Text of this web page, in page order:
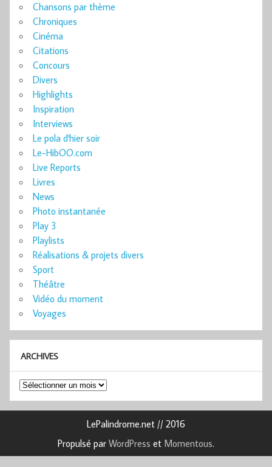
Chansons par thème
Chroniques
Cinéma
Citations
Concours
Divers
Highlights
Inspiration
Interviews
Le pola d'hier soir
Le-HibOO.com
Live Reports
Livres
News
Photo instantanée
Play 3
Playlists
Réalisations & projets divers
Sport
Théâtre
Vidéo du moment
Voyages
ARCHIVES
Archives
LePalindrome.net // 2016
Propulsé par WordPress et Momentous.